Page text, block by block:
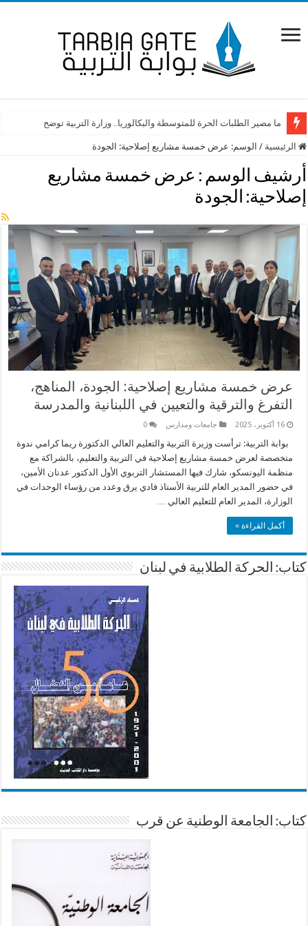
ما مصير الطلبات الحرة للمتوسطة والبكالوريا.. وزارة التربية توضح
الرئيسية / الوسم: عرض خمسة مشاريع إصلاحية: الجودة
أرشيف الوسم : عرض خمسة مشاريع
إصلاحية: الجودة
عرض خمسة مشاريع إصلاحية: الجودة، المناهج،
التفرغ والترقية والتعيين في اللبنانية والمدرسة
16 أكتوبر، 2025 جامعات ومدارس 0
بوابة التربية: ترأست وزيرة التربية والتعليم العالي الدكتورة ريما كرامي ندوة
متخصصة لعرض خمسة مشاريع إصلاحية في التربية والتعليم، بالشراكة مع
منظمة اليونسكو، شارك فيها المستشار التربوي الأول الدكتور عدنان الأمين،
في حضور المدير العام للتربية الأستاذ فادي يرق وعدد من رؤساء الوحدات في
الوزارة، المدير العام للتعليم العالي …
أكمل القراءة »
كتاب: الحركة الطلابية في لبنان
كتاب: الجامعة الوطنية عن قرب